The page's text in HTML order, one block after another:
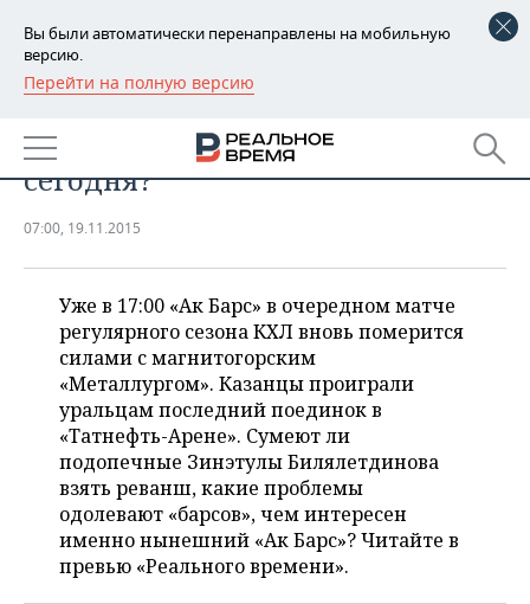
Вы были автоматически перенаправлены на мобильную
версию.
Перейти на полную версию
РЕГИОНЫ
БАШКОРТОСТАН
ТАТАРСТАН
НОВОСТИ
АНАЛИТИКА
ДЕКЛАРАЦИИ О ДОХОДАХ
КОРОЛИ ГОСЗАКАЗА ПФО
ВУЗЫ ТАТАРСТАНА
КОМУ ПРИНАДЛЕЖАТ
ТОРГОВЫЕ ЦЕНТРЫ
ТАТАРСТАНА
НОВОСТИ ЭКОНОМИКИ
ФИНАНСЫ
БАНКИ
БЮДЖЕТ
ИНВЕСТИЦИИ
ПРОМЫШЛЕННОСТЬ
НОВОСТИ
ПРОМЫШЛЕННОСТИ
АГРОПРОМ
МАШИНОСТРОЕНИЕ
НЕФТЕХИМИЯ
НЕДВИЖИМОСТЬ
НОВОСТИ НЕДВИЖИМОСТИ
АВТО
НОВОСТИ АВТО
БИЗНЕС
НОВОСТИ БИЗНЕСА
РОЗНИЧНАЯ ТОРГОВЛЯ
ТЕХНОЛОГИИ
НОВОСТИ ТЕХНОЛОГИЙ
МЕРОПРИЯТИЯ
Какой «Ак Барс» увидим
сегодня?
07:00, 19.11.2015
Уже в 17:00 «Ак Барс» в очередном матче
регулярного сезона КХЛ вновь померится
силами с магнитогорским
«Металлургом». Казанцы проиграли
уральцам последний поединок в
«Татнефть-Арене». Сумеют ли
подопечные Зинэтулы Билялетдинова
взять реванш, какие проблемы
одолевают «барсов», чем интересен
именно нынешний «Ак Барс»? Читайте в
превью «Реального времени».